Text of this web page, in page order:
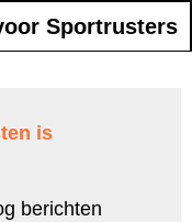
Sportrusters
is
berichten